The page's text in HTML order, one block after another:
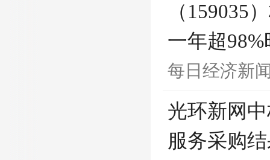
（159035
一年超98%
每日经济新
光环新网
服务采购